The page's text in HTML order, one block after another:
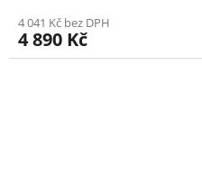
4 041 Kč bez DPH
4 890 Kč